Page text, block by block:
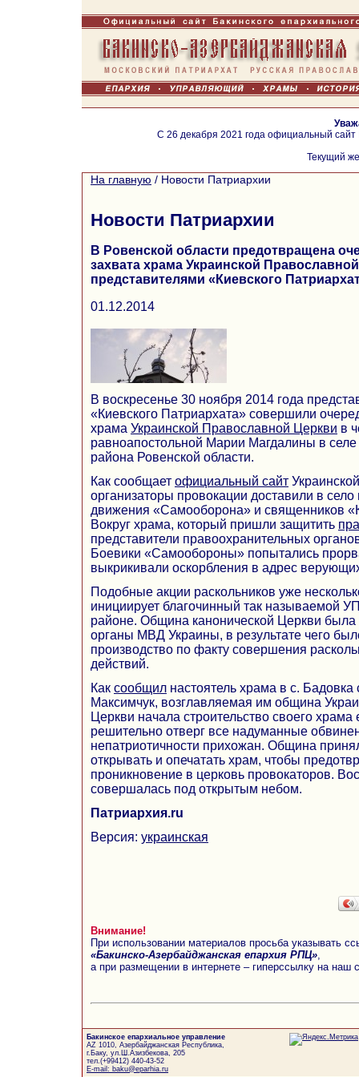
С 26 декабря 2021 года официальный
Текущий
На главную / Новости Патриархии
Новости Патриархии
В Ровенской области предотвращена
захвата храма Украинской
представителями «Киевского
01.12.2014
В воскресенье 30 ноября 2014 года
«Киевского Патриархата» совершили
храма Украинской Православной Церкви в
равноапостольной Марии Магдалины в
района Ровенской области.
Как сообщает официальный сайт
организаторы провокации доставили в село
движения «Самооборона» и священников
Вокруг храма, который пришли защитить
представители правоохранительных
Боевики «Самообороны» попытались
выкрикивали оскорбления в адрес
Подобные акции раскольников уже
инициирует благочинный так называемой
районе. Община канонической Церкви
органы МВД Украины, в результате чего
производство по факту совершения
действий.
Как сообщил настоятель храма в с.
Максимчук, возглавляемая им община
Церкви начала строительство своего
решительно отверг все надуманные
непатриотичности прихожан. Община
открывать и опечатать храм, чтобы
проникновение в церковь провокаторов.
совершалась под открытым небом.
Патриархия.ru
Версия: украинская
Внимание!
При использовании материалов просьба указывать
«Бакинско-Азербайджанская епархия РПЦ»
а при размещении в интернете – гиперссылку на наш
Бакинское епархиальное управление
AZ 1010, Азербайджанская Республика,
г.Баку, ул.Ш.Азизбекова, 205
тел.(+99412) 440-43-52
E-mail: baku@eparhia.ru